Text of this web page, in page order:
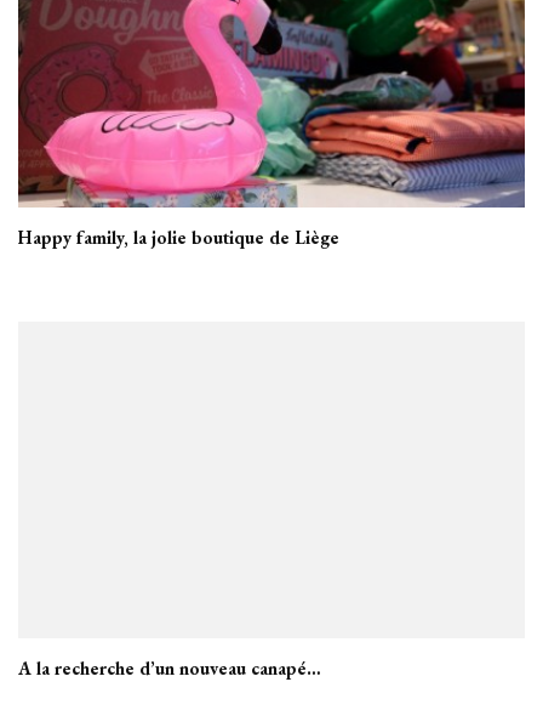
Happy family, la jolie boutique de Liège
A la recherche d’un nouveau canapé…